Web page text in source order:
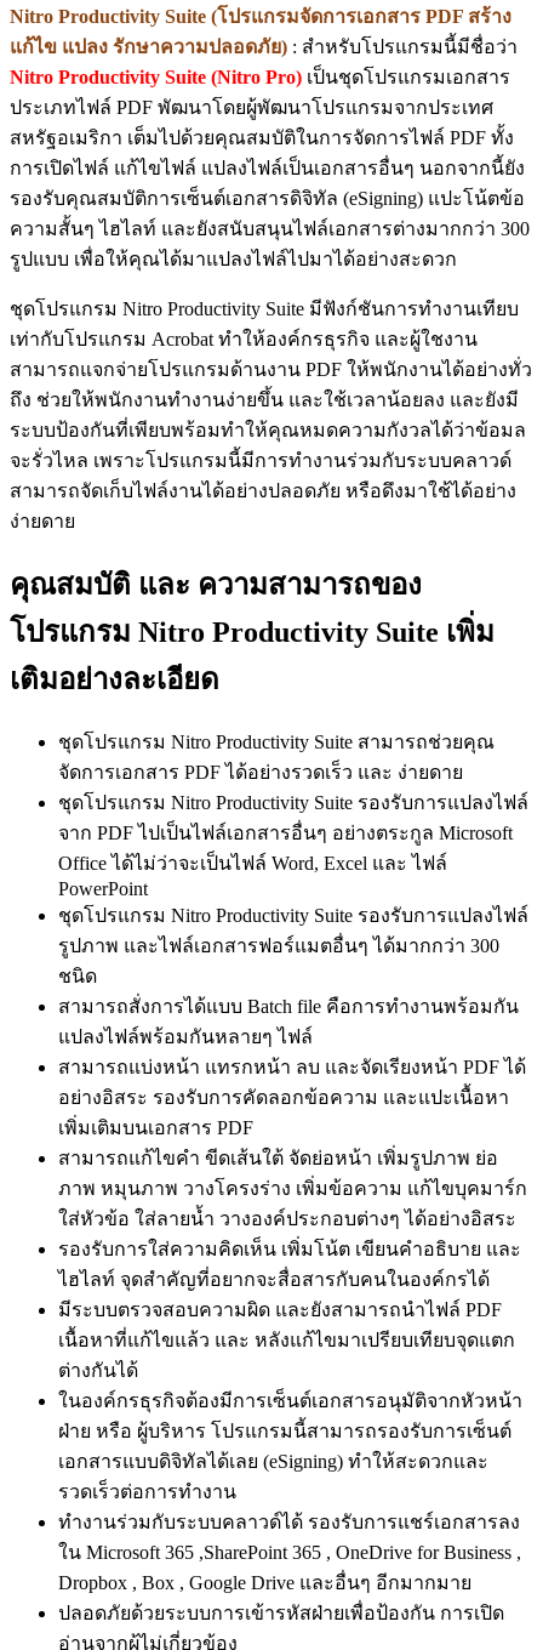
Nitro Productivity Suite (โปรแกรมจัดการเอกสาร PDF สร้าง
แก้ไข แปลง รักษาความปลอดภัย) : สำหรับโปรแกรมนี้มีชื่อว่า
Nitro Productivity Suite (Nitro Pro) เป็นชุดโปรแกรมเอกสาร
ประเภทไฟล์ PDF พัฒนาโดยผู้พัฒนาโปรแกรมจากประเทศ
สหรัฐอเมริกา เต็มไปด้วยคุณสมบัติในการจัดการไฟล์ PDF ทั้ง
การเปิดไฟล์ แก้ไขไฟล์ แปลงไฟล์เป็นเอกสารอื่นๆ นอกจากนี้ยัง
รองรับคุณสมบัติการเซ็นต์เอกสารดิจิทัล (eSigning) แปะโน้ตข้อ
ความสั้นๆ ไฮไลท์ และยังสนับสนุนไฟล์เอกสารต่างมากกว่า 300
รูปแบบ เพื่อให้คุณได้มาแปลงไฟล์ไปมาได้อย่างสะดวก
ชุดโปรแกรม Nitro Productivity Suite มีฟังก์ชันการทำงานเทียบ
เท่ากับโปรแกรม Acrobat ทำให้องค์กรธุรกิจ และผู้ใชงาน
สามารถแจกจ่ายโปรแกรมด้านงาน PDF ให้พนักงานได้อย่างทั่ว
ถึง ช่วยให้พนักงานทำงานง่ายขึ้น และใช้เวลาน้อยลง และยังมี
ระบบป้องกันที่เพียบพร้อมทำให้คุณหมดความกังวลได้ว่าข้อมล
จะรั่วไหล เพราะโปรแกรมนี้มีการทำงานร่วมกับระบบคลาวด์
สามารถจัดเก็บไฟล์งานได้อย่างปลอดภัย หรือดึงมาใช้ได้อย่าง
ง่ายดาย
คุณสมบัติ และ ความสามารถของ
โปรแกรม Nitro Productivity Suite เพิ่ม
เติมอย่างละเอียด
ชุดโปรแกรม Nitro Productivity Suite สามารถช่วยคุณ
จัดการเอกสาร PDF ได้อย่างรวดเร็ว และ ง่ายดาย
ชุดโปรแกรม Nitro Productivity Suite รองรับการแปลงไฟล์
จาก PDF ไปเป็นไฟล์เอกสารอื่นๆ อย่างตระกูล Microsoft
Office ได้ไม่ว่าจะเป็นไฟล์ Word, Excel และ ไฟล์
PowerPoint
ชุดโปรแกรม Nitro Productivity Suite รองรับการแปลงไฟล์
รูปภาพ และไฟล์เอกสารฟอร์แมตอื่นๆ ได้มากกว่า 300
ชนิด
สามารถสั่งการได้แบบ Batch file คือการทำงานพร้อมกัน
แปลงไฟล์พร้อมกันหลายๆ ไฟล์
สามารถแบ่งหน้า แทรกหน้า ลบ และจัดเรียงหน้า PDF ได้
อย่างอิสระ รองรับการคัดลอกข้อความ และแปะเนื้อหา
เพิ่มเติมบนเอกสาร PDF
สามารถแก้ไขคำ ขีดเส้นใต้ จัดย่อหน้า เพิ่มรูปภาพ ย่อ
ภาพ หมุนภาพ วางโครงร่าง เพิ่มข้อความ แก้ไขบุคมาร์ก
ใส่หัวข้อ ใส่ลายน้ำ วางองค์ประกอบต่างๆ ได้อย่างอิสระ
รองรับการใส่ความคิดเห็น เพิ่มโน้ต เขียนคำอธิบาย และ
ไฮไลท์ จุดสำคัญที่อยากจะสื่อสารกับคนในองค์กรได้
มีระบบตรวจสอบความผิด และยังสามารถนำไฟล์ PDF
เนื้อหาที่แก้ไขแล้ว และ หลังแก้ไขมาเปรียบเทียบจุดแตก
ต่างกันได้
ในองค์กรธุรกิจต้องมีการเซ็นต์เอกสารอนุมัติจากหัวหน้า
ฝ่าย หรือ ผู้บริหาร โปรแกรมนี้สามารถรองรับการเซ็นต์
เอกสารแบบดิจิทัลได้เลย (eSigning) ทำให้สะดวกและ
รวดเร็วต่อการทำงาน
ทำงานร่วมกับระบบคลาวด์ได้ รองรับการแชร์เอกสารลง
ใน Microsoft 365 ,SharePoint 365 , OneDrive for Business ,
Dropbox , Box , Google Drive และอื่นๆ อีกมากมาย
ปลอดภัยด้วยระบบการเข้ารหัสฝ่ายเพื่อป้องกัน การเปิด
อ่านจากผู้ไม่เกี่ยวข้อง